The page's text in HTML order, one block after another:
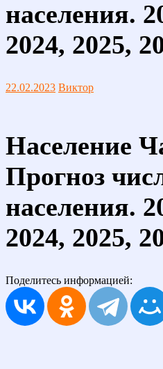
населения.
2024, 2025,
22.02.2023 Виктор
Население
Прогноз
населения.
2024, 2025,
Поделитесь информацией: